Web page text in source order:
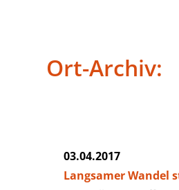
Ort-Archiv:
03.04.2017
Langsamer Wandel